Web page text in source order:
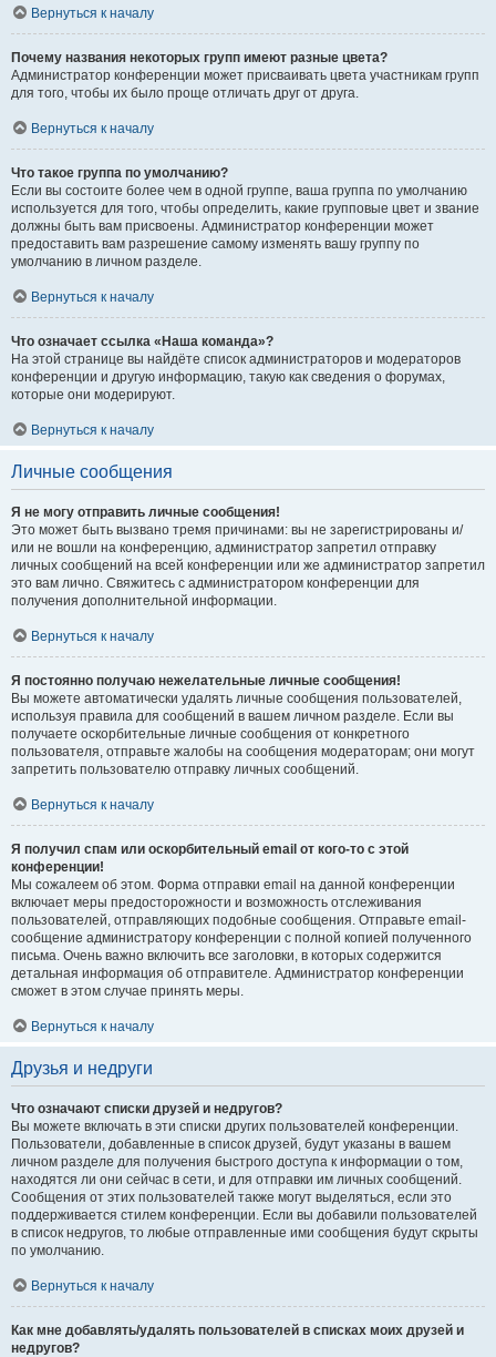
Вернуться к началу
Почему названия некоторых групп имеют разные цвета?
Администратор конференции может присваивать цвета участникам групп
для того, чтобы их было проще отличать друг от друга.
Вернуться к началу
Что такое группа по умолчанию?
Если вы состоите более чем в одной группе, ваша группа по умолчанию
используется для того, чтобы определить, какие групповые цвет и звание
должны быть вам присвоены. Администратор конференции может
предоставить вам разрешение самому изменять вашу группу по
умолчанию в личном разделе.
Вернуться к началу
Что означает ссылка «Наша команда»?
На этой странице вы найдёте список администраторов и модераторов
конференции и другую информацию, такую как сведения о форумах,
которые они модерируют.
Вернуться к началу
Личные сообщения
Я не могу отправить личные сообщения!
Это может быть вызвано тремя причинами: вы не зарегистрированы и/
или не вошли на конференцию, администратор запретил отправку
личных сообщений на всей конференции или же администратор запретил
это вам лично. Свяжитесь с администратором конференции для
получения дополнительной информации.
Вернуться к началу
Я постоянно получаю нежелательные личные сообщения!
Вы можете автоматически удалять личные сообщения пользователей,
используя правила для сообщений в вашем личном разделе. Если вы
получаете оскорбительные личные сообщения от конкретного
пользователя, отправьте жалобы на сообщения модераторам; они могут
запретить пользователю отправку личных сообщений.
Вернуться к началу
Я получил спам или оскорбительный email от кого-то с этой
конференции!
Мы сожалеем об этом. Форма отправки email на данной конференции
включает меры предосторожности и возможность отслеживания
пользователей, отправляющих подобные сообщения. Отправьте email-
сообщение администратору конференции с полной копией полученного
письма. Очень важно включить все заголовки, в которых содержится
детальная информация об отправителе. Администратор конференции
сможет в этом случае принять меры.
Вернуться к началу
Друзья и недруги
Что означают списки друзей и недругов?
Вы можете включать в эти списки других пользователей конференции.
Пользователи, добавленные в список друзей, будут указаны в вашем
личном разделе для получения быстрого доступа к информации о том,
находятся ли они сейчас в сети, и для отправки им личных сообщений.
Сообщения от этих пользователей также могут выделяться, если это
поддерживается стилем конференции. Если вы добавили пользователей
в список недругов, то любые отправленные ими сообщения будут скрыты
по умолчанию.
Вернуться к началу
Как мне добавлять/удалять пользователей в списках моих друзей и
недругов?